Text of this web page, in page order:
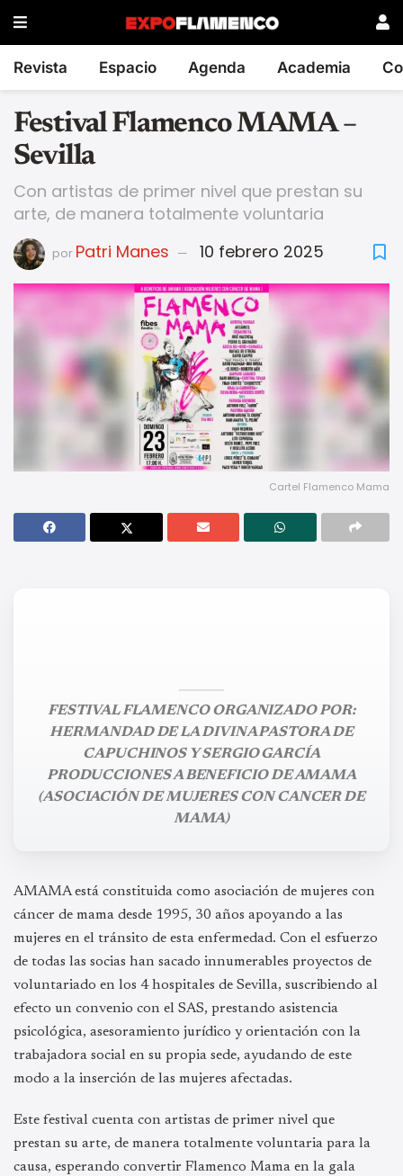
Revista Espacio Agenda Academia
Festival Flamenco MAMA –
Sevilla
Con artistas de primer nivel que prestan su
arte, de manera totalmente voluntaria
por Patri Manes 10 febrero 2025
Cartel Flamenco Mama
FESTIVAL FLAMENCO ORGANIZADO POR:
HERMANDAD DE LA DIVINA PASTORA DE
CAPUCHINOS Y SERGIO GARCÍA
PRODUCCIONES A BENEFICIO DE AMAMA
(ASOCIACIÓN DE MUJERES CON CANCER DE
MAMA)
AMAMA está constituida como asociación de mujeres con
cáncer de mama desde 1995, 30 años apoyando a las
mujeres en el tránsito de esta enfermedad. Con el esfuerzo
de todas las socias han sacado innumerables proyectos de
voluntariado en los 4 hospitales de Sevilla, suscribiendo al
efecto un convenio con el SAS, prestando asistencia
psicológica, asesoramiento jurídico y orientación con la
trabajadora social en su propia sede, ayudando de este
modo a la inserción de las mujeres afectadas.
Este festival cuenta con artistas de primer nivel que
prestan su arte, de manera totalmente voluntaria para la
causa, esperando convertir Flamenco Mama en la gala